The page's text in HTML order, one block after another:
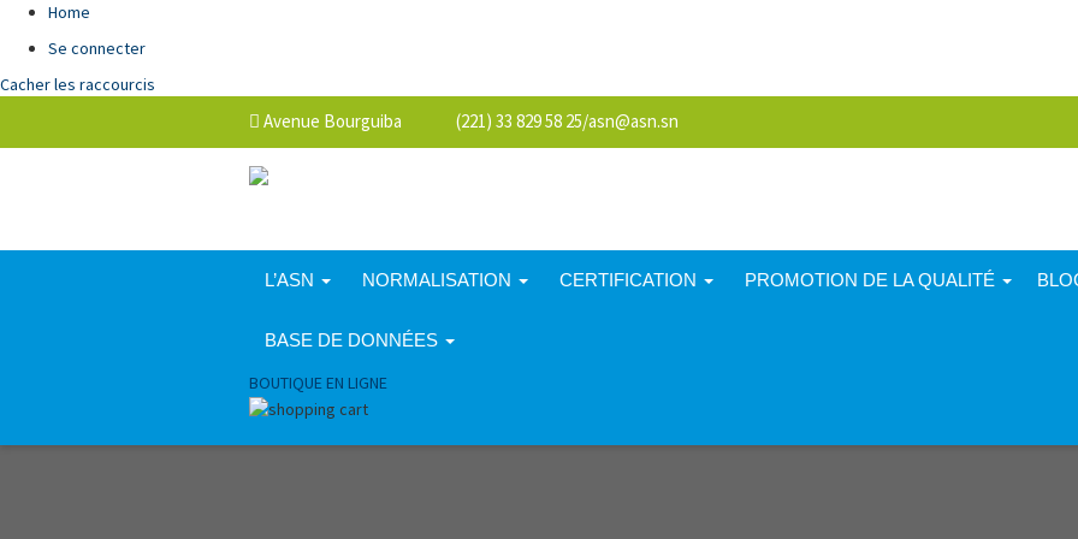
Home
Se connecter
Cacher les raccourcis
Avenue Bourguiba (221) 33 829 58 25/asn@asn.sn
L’ASN NORMALISATION CERTIFICATION PROMOTION DE LA QUALITÉ
BASE DE DONNÉES
BOUTIQUE EN LIGNE